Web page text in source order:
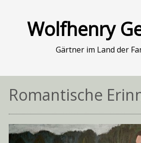
Wolfhenry
Gärtner im Land der
Romantische